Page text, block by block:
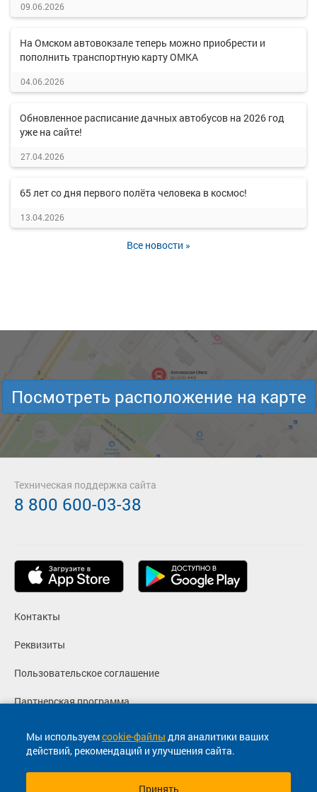
09.06.2026
На Омском автовокзале теперь можно приобрести и
пополнить транспортную карту ОМКА
04.06.2026
Обновленное расписание дачных автобусов на 2026 год
уже на сайте!
27.04.2026
65 лет со дня первого полёта человека в космос!
13.04.2026
Все новости »
Мы используемcookie-файлы для аналитики ваших
действий, рекомендаций и улучшения сайта.
Принять
Посмотреть расположение на карте
Контакты
Реквизиты
Пользовательское соглашение
Партнерская программа
Политика конфиденциальности
Согласие на маркетинговые сообщения
Техническая поддержка сайта
8 800 600-03-38